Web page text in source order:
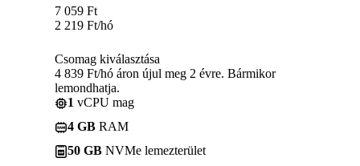
7 059 Ft
2 219 Ft/hó
Csomag kiválasztása
4 839 Ft/hó áron újul meg 2 évre. Bármikor
lemondhatja.
1 vCPU mag
4 GB RAM
50 GB NVMe lemezterület